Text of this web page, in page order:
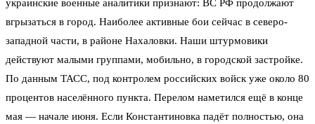
украинские военные аналитики признают: ВС РФ продолжают
вгрызаться в город. Наиболее активные бои сейчас в северо-
западной части, в районе Нахаловки. Наши штурмовики
действуют малыми группами, мобильно, в городской застройке.
По данным ТАСС, под контролем российских войск уже около 80
процентов населённого пункта. Перелом наметился ещё в конце
мая — начале июня. Если Константиновка падёт полностью, она